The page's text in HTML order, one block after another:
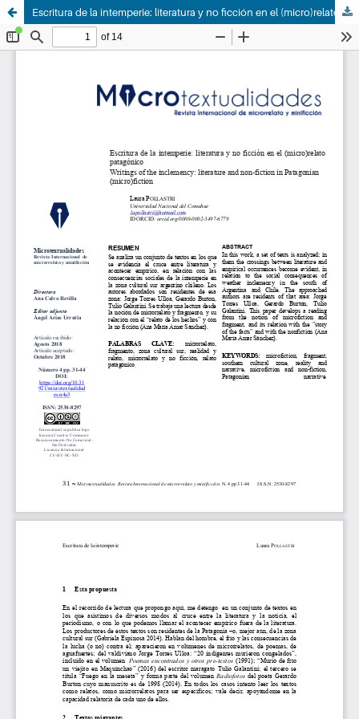
Escritura de la intemperie: literatura y no ficción en el (micro)relato patagónico